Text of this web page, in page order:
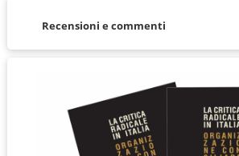
Recensioni e commenti